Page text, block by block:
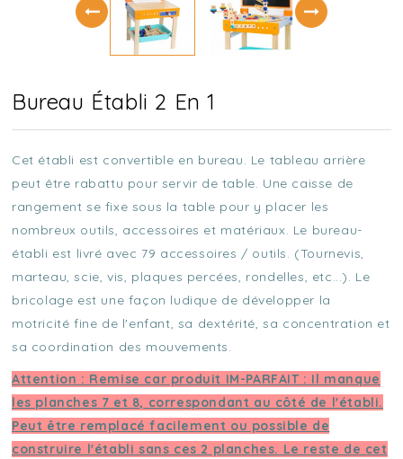
Bureau Établi 2 En 1
Cet établi est convertible en bureau. Le tableau arrière
peut être rabattu pour servir de table. Une caisse de
rangement se fixe sous la table pour y placer les
nombreux outils, accessoires et matériaux. Le bureau-
établi est livré avec 79 accessoires / outils. (Tournevis,
marteau, scie, vis, plaques percées, rondelles, etc...). Le
bricolage est une façon ludique de développer la
motricité fine de l'enfant, sa dextérité, sa concentration et
sa coordination des mouvements.
Attention : Remise car produit IM-PARFAIT : Il manque
les planches 7 et 8, correspondant au côté de l'établi.
Peut être remplacé facilement ou possible de
construire l'établi sans ces 2 planches. Le reste de cet